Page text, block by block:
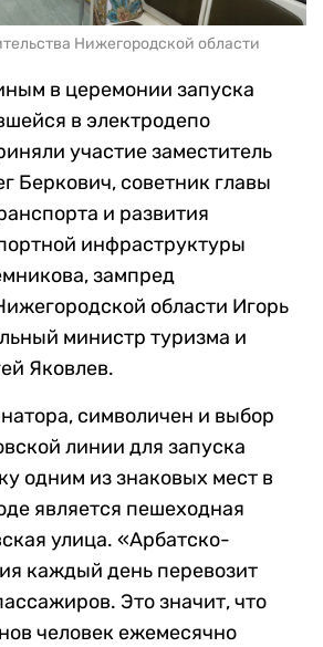
Нижегородской области
в церемонии запуска
в электродепо
участие заместитель
Беркович, советник главы
и развития
инфраструктуры
зампред
области Игорь
министр туризма и
Яковлев.
символичен и выбор
линии для запуска
одним из знаковых мест в
является пешеходная
улица. «Арбатско-
каждый день перевозит
Это значит, что
человек ежемесячно